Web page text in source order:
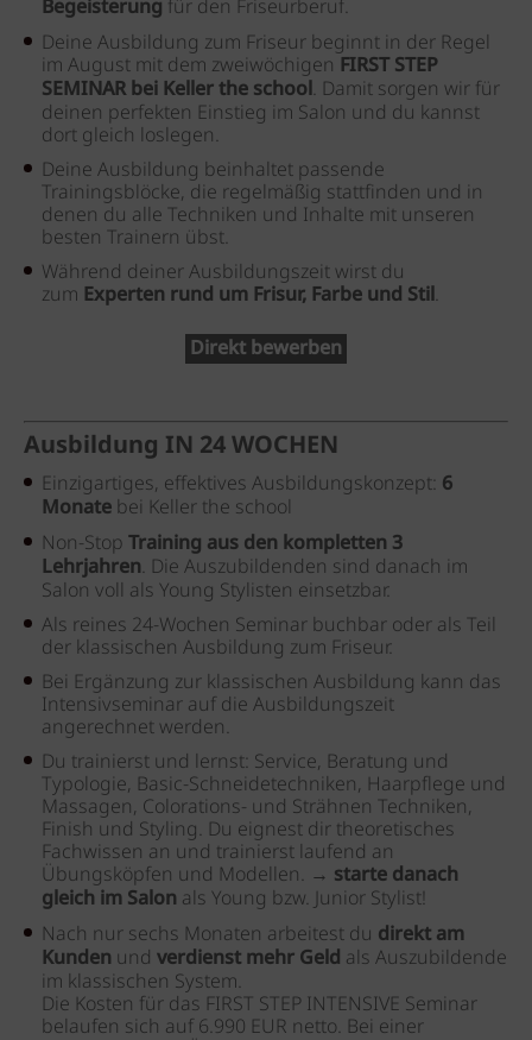
Begeisterung für den Friseurberuf.
Deine Ausbildung zum Friseur beginnt in der Regel
im August mit dem zweiwöchigen FIRST STEP
SEMINAR bei Keller the school. Damit sorgen wir für
deinen perfekten Einstieg im Salon und du kannst
dort gleich loslegen.
Deine Ausbildung beinhaltet passende
Trainingsblöcke, die regelmäßig stattfinden und in
denen du alle Techniken und Inhalte mit unseren
besten Trainern übst.
Während deiner Ausbildungszeit wirst du
zum Experten rund um Frisur, Farbe und Stil.
Direkt bewerben
Ausbildung IN 24 WOCHEN
Einzigartiges, effektives Ausbildungskonzept: 6
Monate bei Keller the school
Non-Stop Training aus den kompletten 3
Lehrjahren. Die Auszubildenden sind danach im
Salon voll als Young Stylisten einsetzbar.
Als reines 24-Wochen Seminar buchbar oder als Teil
der klassischen Ausbildung zum Friseur.
Bei Ergänzung zur klassischen Ausbildung kann das
Intensivseminar auf die Ausbildungszeit
angerechnet werden.
Du trainierst und lernst: Service, Beratung und
Typologie, Basic-Schneidetechniken, Haarpflege und
Massagen, Colorations- und Strähnen Techniken,
Finish und Styling. Du eignest dir theoretisches
Fachwissen an und trainierst laufend an
Übungsköpfen und Modellen. → starte danach
gleich im Salon als Young bzw. Junior Stylist!
Nach nur sechs Monaten arbeitest du direkt am
Kunden und verdienst mehr Geld als Auszubildende
im klassischen System.
Die Kosten für das FIRST STEP INTENSIVE Seminar
belaufen sich auf 6.990 EUR netto. Bei einer